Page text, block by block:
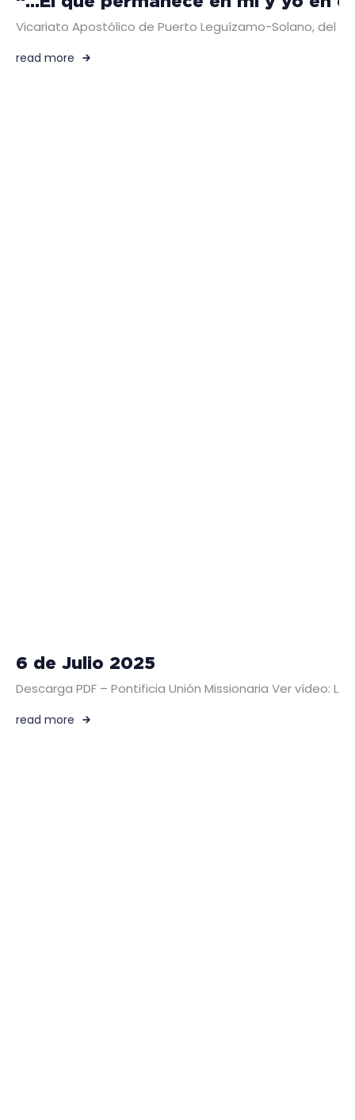
Vicariato Apostólico de Puerto Leguízamo-Solano, del 9
read more
6 de Julio 2025
Descarga PDF – Pontificia Unión Missionaria Ver vídeo:
read more